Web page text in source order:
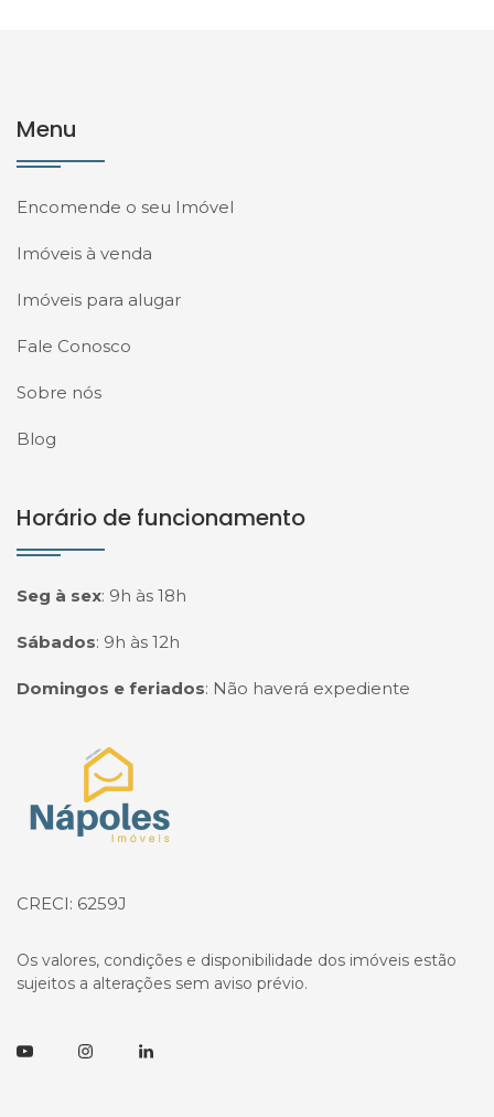
Menu
Encomende o seu Imóvel
Imóveis à venda
Imóveis para alugar
Fale Conosco
Sobre nós
Blog
Horário de funcionamento
Seg à sex: 9h às 18h
Sábados: 9h às 12h
Domingos e feriados: Não haverá expediente
Página inicial
CRECI: 6259J
Os valores, condições e disponibilidade dos imóveis estão
sujeitos a alterações sem aviso prévio.
YoutubeInstagramLinkedin